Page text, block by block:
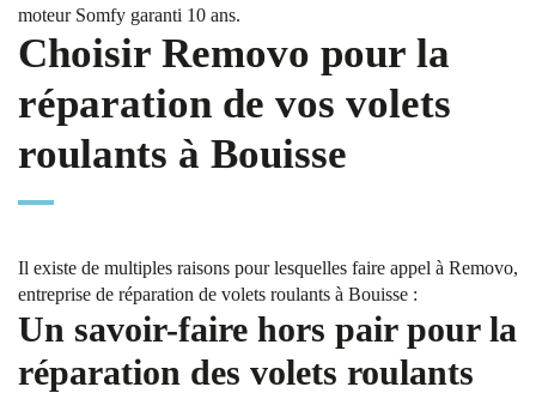
moteur Somfy garanti 10 ans.
Choisir Removo pour la
réparation de vos volets
roulants à Bouisse
Il existe de multiples raisons pour lesquelles faire appel à Removo,
entreprise de réparation de volets roulants à Bouisse :
Un savoir-faire hors pair pour la
réparation des volets roulants